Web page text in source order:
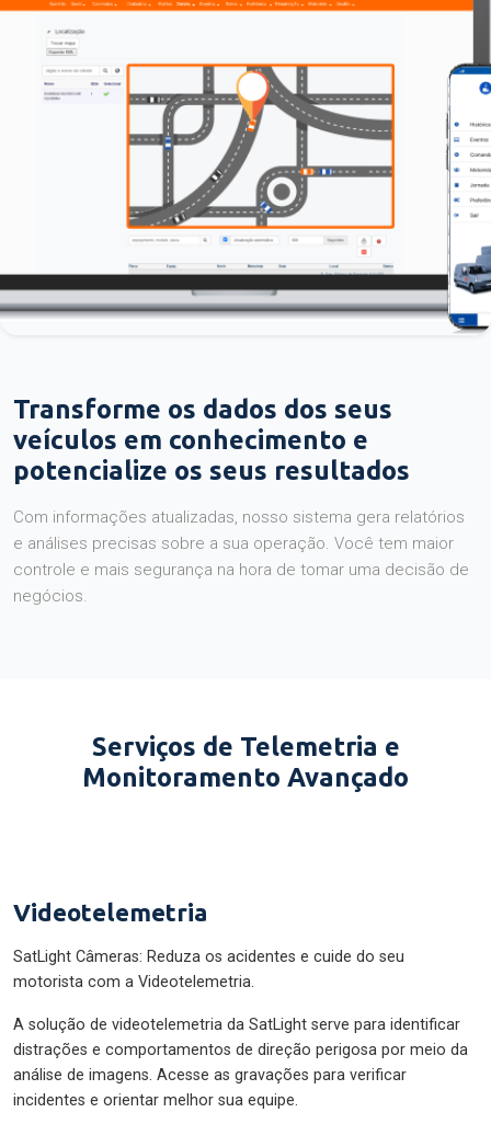
Transforme os dados dos seus
veículos em conhecimento e
potencialize os seus resultados
Com informações atualizadas, nosso sistema gera relatórios
e análises precisas sobre a sua operação. Você tem maior
controle e mais segurança na hora de tomar uma decisão de
negócios.
Serviços de Telemetria e
Monitoramento Avançado
Videotelemetria
SatLight Câmeras: Reduza os acidentes e cuide do seu
motorista com a Videotelemetria.
A solução de videotelemetria da SatLight serve para identificar
distrações e comportamentos de direção perigosa por meio da
análise de imagens. Acesse as gravações para verificar
incidentes e orientar melhor sua equipe.